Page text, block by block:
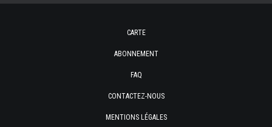
CARTE
ABONNEMENT
FAQ
CONTACTEZ-NOUS
MENTIONS LÉGALES